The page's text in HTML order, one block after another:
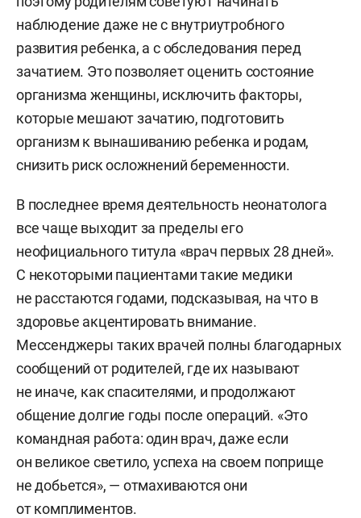
наблюдение даже не с внутриутробного
развития ребенка, а с обследования перед
зачатием. Это позволяет оценить состояние
организма женщины, исключить факторы,
которые мешают зачатию, подготовить
организм к вынашиванию ребенка и родам,
снизить риск осложнений беременности.
В последнее время деятельность неонатолога
все чаще выходит за пределы его
неофициального титула «врач первых 28 дней».
С некоторыми пациентами такие медики
не расстаются годами, подсказывая, на что в
здоровье акцентировать внимание.
Мессенджеры таких врачей полны благодарных
сообщений от родителей, где их называют
не иначе, как спасителями, и продолжают
общение долгие годы после операций. «Это
командная работа: один врач, даже если
он великое светило, успеха на своем поприще
не добьется», — отмахиваются они
от комплиментов.